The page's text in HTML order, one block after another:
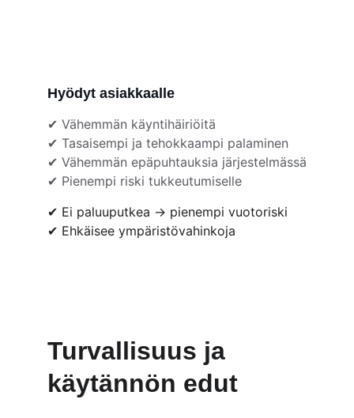
Hyödyt asiakkaalle
✔ Vähemmän käyntihäiriöitä
✔ Tasaisempi ja tehokkaampi palaminen
✔ Vähemmän epäpuhtauksia järjestelmässä
✔ Pienempi riski tukkeutumiselle
✔ Ei paluuputkea → pienempi vuotoriski
✔ Ehkäisee ympäristövahinkoja
Turvallisuus ja
käytännön edut